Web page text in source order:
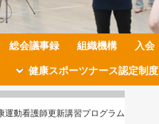
総会議事録 組織機構 入会
健康スポーツナース認定制度
運動看護師更新講習プログラム